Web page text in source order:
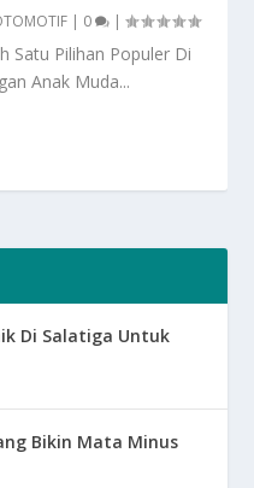
| 0 |
Satu Pilihan Populer Di
Anak Muda...
Di Salatiga Untuk
Bikin Mata Minus